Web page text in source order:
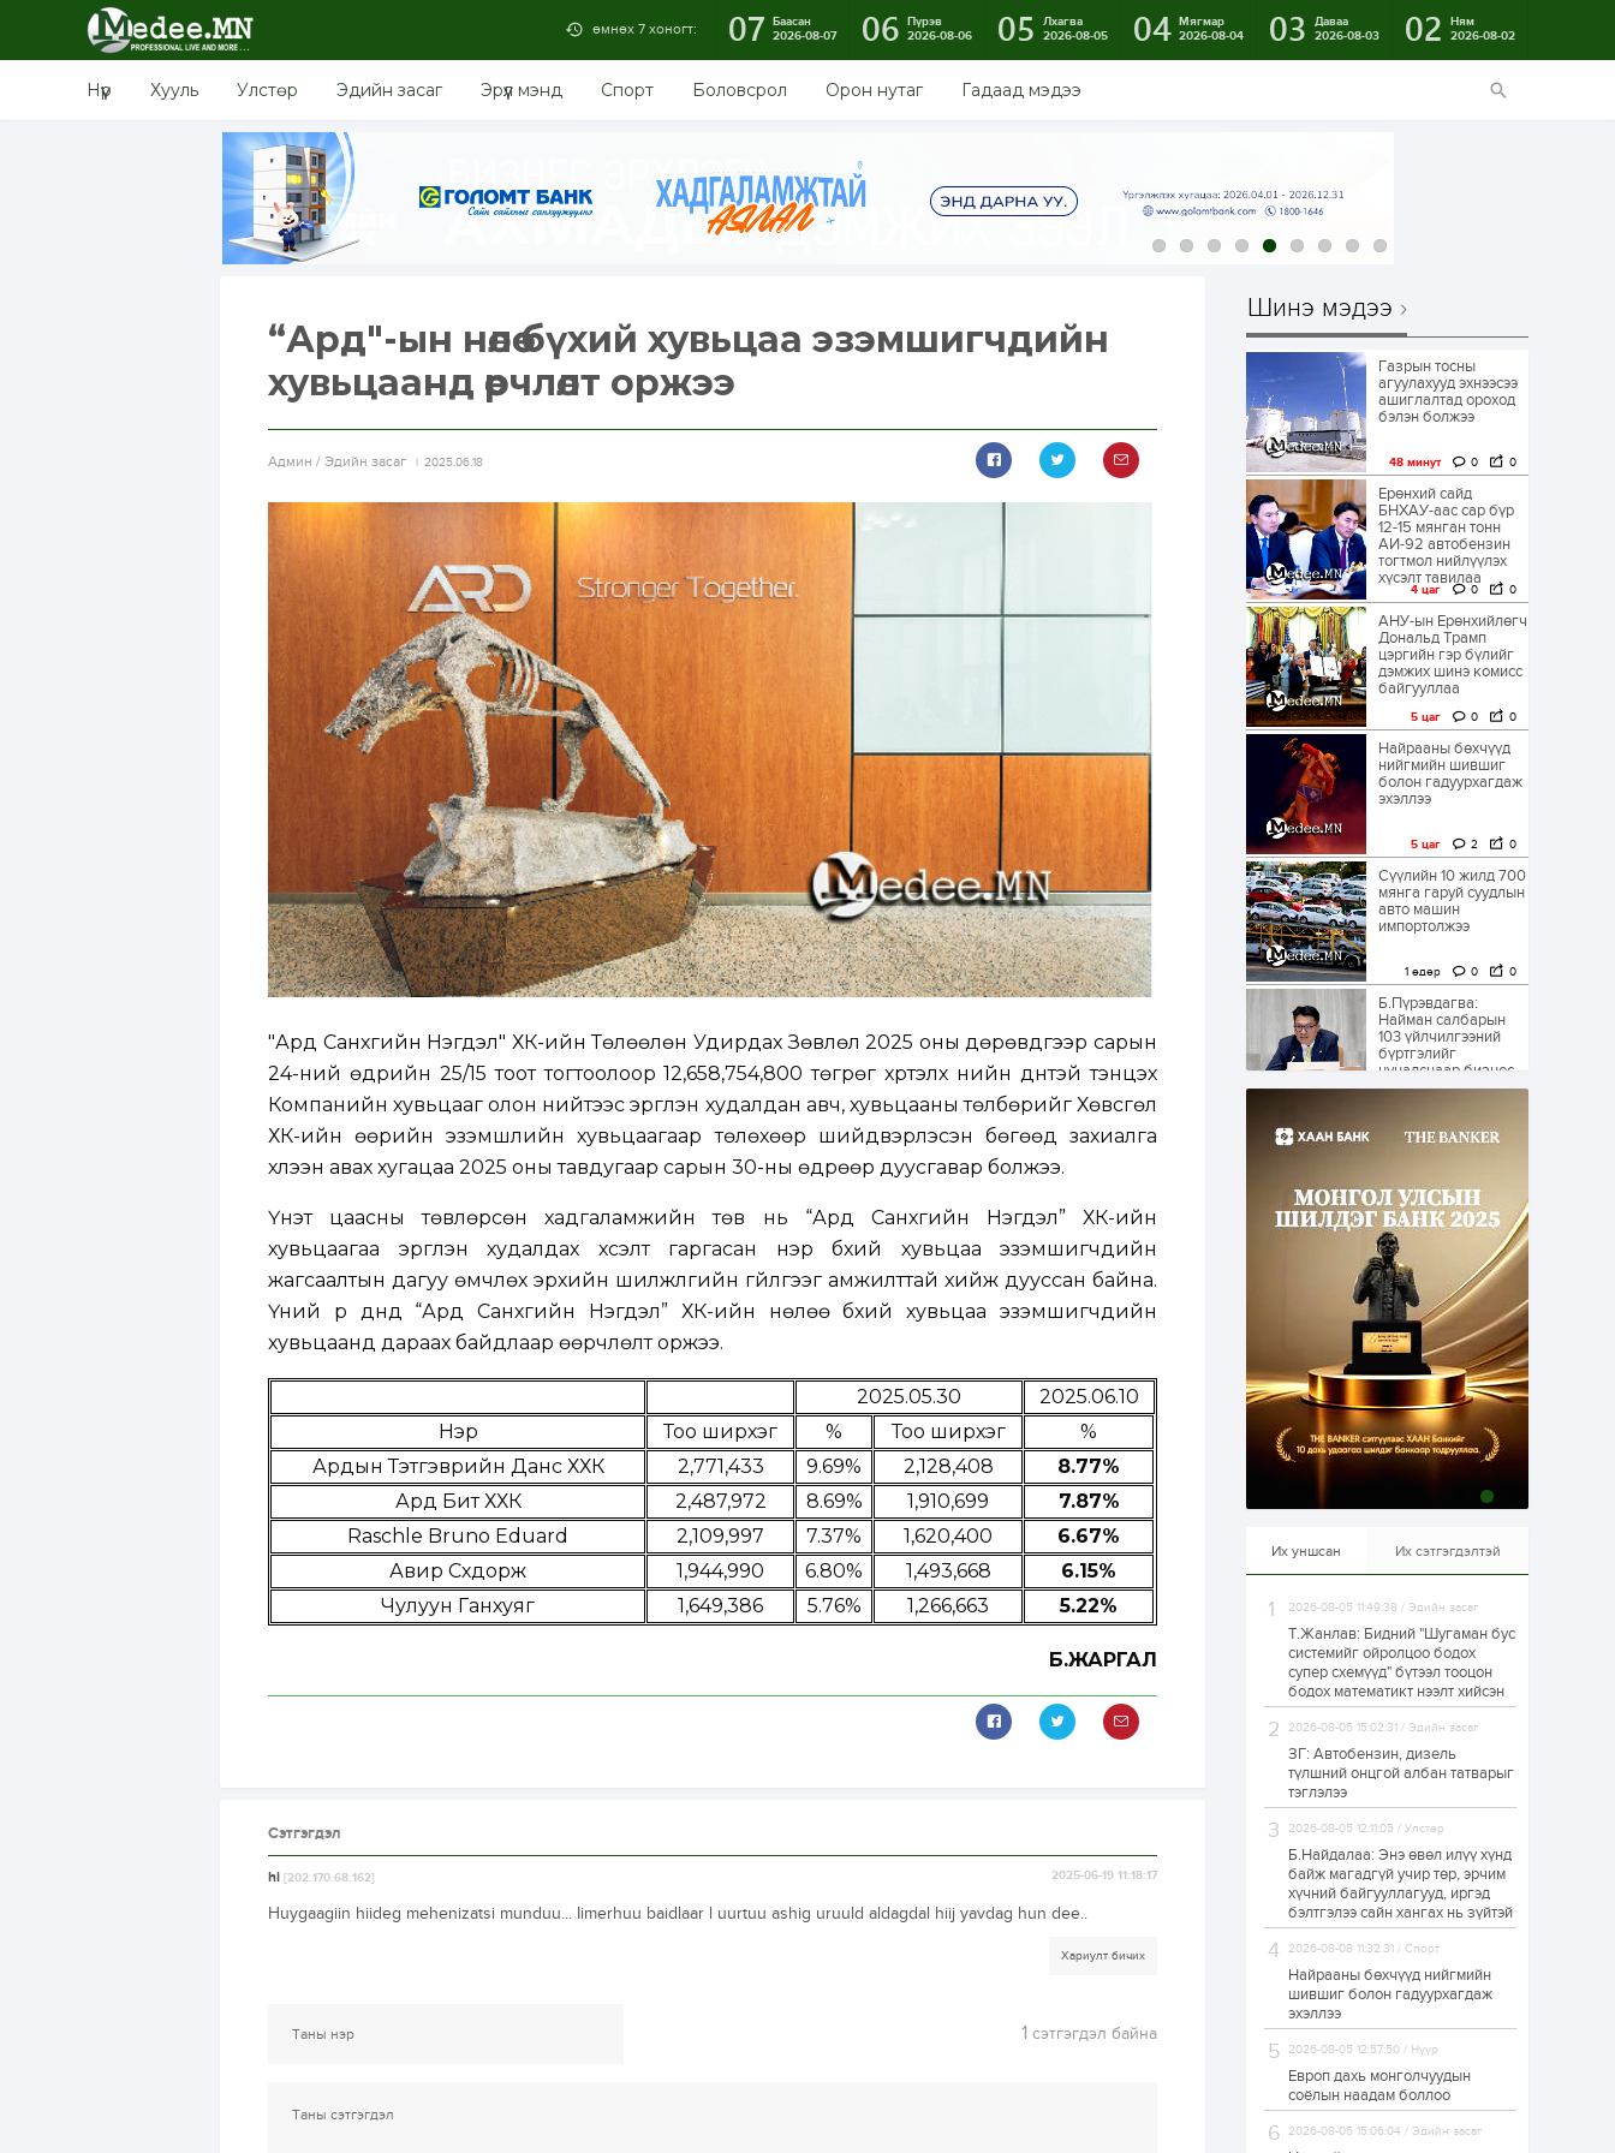
өмнөх 7 хоногт: 07 Баасан
2026-08-07
06 Пүрэв
2026-08-06
05
Лхагва
2026-08-05
04 Мягмар
2026-08-04
03
Даваа
2026-08-03
02
Ням
2026-08-02
Нүүр Хууль Улстөр Эдийн засаг Эрүүл мэнд Спорт Боловсрол Орон нутаг Гадаад мэдээ
“Ард"-ын нөлөө бүхий хувьцаа эзэмшигчдийн
хувьцаанд өөрчлөлт оржээ
Aдмин / Эдийн засаг 2025.06.18
"Ард Санхүүгийн Нэгдэл" ХК-ийн Төлөөлөн Удирдах Зөвлөл 2025 оны дөрөвдүгээр сарын
24-ний өдрийн 25/15 тоот тогтоолоор 12,658,754,800 төгрөг хүртэлх үнийн дүнтэй тэнцэх
Компанийн хувьцааг олон нийтээс эргүүлэн худалдан авч, хувьцааны төлбөрийг Хөвсгөл
ХК-ийн өөрийн эзэмшлийн хувьцаагаар төлөхөөр шийдвэрлэсэн бөгөөд захиалга
хүлээн авах хугацаа 2025 оны тавдугаар сарын 30-ны өдрөөр дуусгавар болжээ.
Үнэт цаасны төвлөрсөн хадгаламжийн төв нь “Ард Санхүүгийн Нэгдэл” ХК-ийн
хувьцаагаа эргүүлэн худалдах хүсэлт гаргасан нэр бүхий хувьцаа эзэмшигчдийн
жагсаалтын дагуу өмчлөх эрхийн шилжүүлгийн гүйлгээг амжилттай хийж дууссан байна.
Үүний үр дүнд “Ард Санхүүгийн Нэгдэл” ХК-ийн нөлөө бүхий хувьцаа эзэмшигчдийн
хувьцаанд дараах байдлаар өөрчлөлт оржээ.
2025.05.30
2025.06.10
Нэр
Тоо ширхэг % Тоо ширхэг
%
Ардын Тэтгэврийн Данс ХХК
2,771,433 9.69% 2,128,408
8.77%
Ард Бит ХХК
2,487,972 8.69% 1,910,699
7.87%
Raschle Bruno Eduard
2,109,997 7.37% 1,620,400
6.67%
Авир Сүхдорж
1,944,990 6.80% 1,493,668
6.15%
Чулуун Ганхуяг
1,649,386 5.76% 1,266,663 5.22%
Б.ЖАРГАЛ
Сэтгэгдэл
hi [202.170.68.162] 2025-06-19 11:18:17
Huygaagiin hiideg mehenizatsi munduu... Iimerhuu baidlaar l uurtuu ashig uruuld aldagdal hiij yavdag hun dee..
Хариулт бичих
1 сэтгэгдэл байна
Шинэ мэдээ
Газрын тосны
агуулахууд эхнээсээ
ашиглалтад ороход
бэлэн болжээ
48 минут 0 0
Ерөнхий сайд
БНХАУ-аас сар бүр
12-15 мянган тонн
АИ-92 автобензин
тогтмол нийлүүлэх
хүсэлт тавилаа
4 цаг 0 0
АНУ-ын Ерөнхийлөгч
Дональд Трамп
цэргийн гэр бүлийг
дэмжих шинэ комисс
байгууллаа
5 цаг 0 0
Найрааны бөхчүүд
нийгмийн шившиг
болон гадуурхагдаж
эхэллээ
5 цаг 2 0
Сүүлийн 10 жилд 700
мянга гаруй суудлын
авто машин
импортолжээ
1 өдөр 0 0
Б.Пүрэвдагва:
Найман салбарын
103 үйлчилгээний
бүртгэлийг
цуцалснаар бизнес
эрхлэхэд таатай...
Долдугаар сард
709.503 зөрчил
1 өдөр 0 0
Цалинтай ээжийн 50
мянган төгрөгийн
тэтгэмжийг 500
мянгад хүргэх
өргөдөлд санал авч
эхэлжээ
1 өдөр 2 0
Б.Түмэн-Өлзий: Олон
улсад хуримтлуулсан
мэдлэг, туршлагаа эх
орныхоо хөгжилд
зориулна
Алтны үнэ дөрвөн
өсөж байна
1 өдөр 0
Худалдагч
Н.Амарзаяа:
Дэлгүүрийн 32
хуудастай өрийн
дэвтэр долоо хоногт
л дүүрдэг
1 өдөр 0
Б.Хулан дэлхийн
аварга боллоо
1 өдөр 0 0
Р.Даваадорж: Энэ
намрын экспортын
орлого Монголд
боломж олгож болох
1 өдөр 0
тоогоор төгссөн бол
өнөөдөр шатахуун
авна
Их уншсан Их сэтгэгдэлтэй
2026-08-05 11:49:38 / Эдийн засаг
Т.Жанлав: Бидний "Шугаман бус
системийг ойролцоо бодох
супер схемүүд" бүтээл тооцон
бодох математикт нээлт хийсэн
2026-08-05 15:02:31 / Эдийн засаг
ЗГ: Автобензин, дизель
түлшний онцгой албан татварыг
тэглэлээ
2026-08-05 12:11:05 / Улстөр
Б.Найдалаа: Энэ өвөл илүү хүнд
байж магадгүй учир төр, эрчим
хүчний байгууллагууд, иргэд
бэлтгэлээ сайн хангах нь зүйтэй
2026-08-08 11:32:31 / Спорт
Найрааны бөхчүүд нийгмийн
шившиг болон гадуурхагдаж
эхэллээ
2026-08-05 12:57:50 / Нүүр
Европ дахь монголчуудын
соёлын наадам боллоо
2026-08-05 15:06:04 / Эдийн засаг